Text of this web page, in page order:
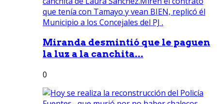
Miranda desmintió que le paguen
la luz a la canchita...
0